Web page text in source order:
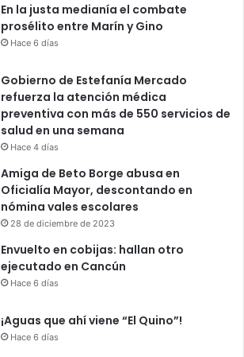
En la justa medianía el combate
prosélito entre Marín y Gino
Hace 6 días
Gobierno de Estefanía Mercado
refuerza la atención médica
preventiva con más de 550 servicios de
salud en una semana
Hace 4 días
Amiga de Beto Borge abusa en
Oficialía Mayor, descontando en
nómina vales escolares
28 de diciembre de 2023
Envuelto en cobijas: hallan otro
ejecutado en Cancún
Hace 6 días
¡Aguas que ahí viene “El Quino”!
Hace 6 días